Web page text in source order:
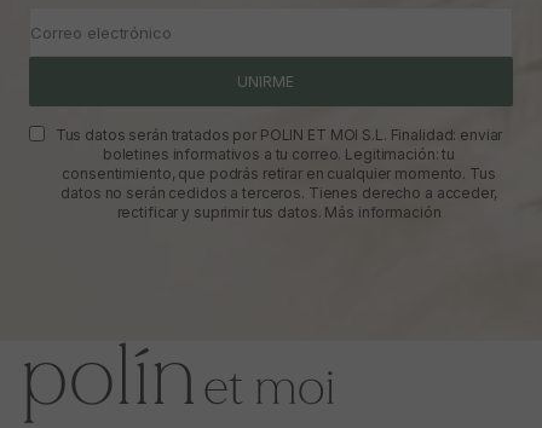
Correo electrónico
UNIRME
Tus datos serán tratados por POLIN ET MOI S.L. Finalidad: enviar
boletines informativos a tu correo. Legitimación: tu
consentimiento, que podrás retirar en cualquier momento. Tus
datos no serán cedidos a terceros. Tienes derecho a acceder,
rectificar y suprimir tus datos. Más información